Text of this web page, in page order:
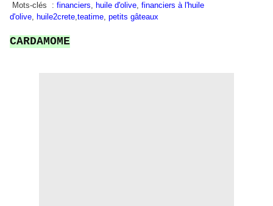
Mots-clés : financiers, huile d'olive, financiers à l'huile
d'olive, huile2crete,teatime, petits gâteaux
CARDAMOME